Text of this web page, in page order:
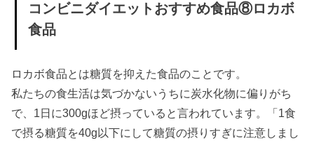
ンビニ
» ダイエ
ット中
NGなコ
ンビニ
コンビニダイエットおすすめ食品⑧ロカボ
食品
ロカボ食品とは糖質を抑えた食品のことです。
私たちの食生活は気づかないうちに炭水化物に偏りがち
で、1日に300gほど摂っていると言われています。「1食
で摂る糖質を40g以下にして糖質の摂りすぎに注意しまし